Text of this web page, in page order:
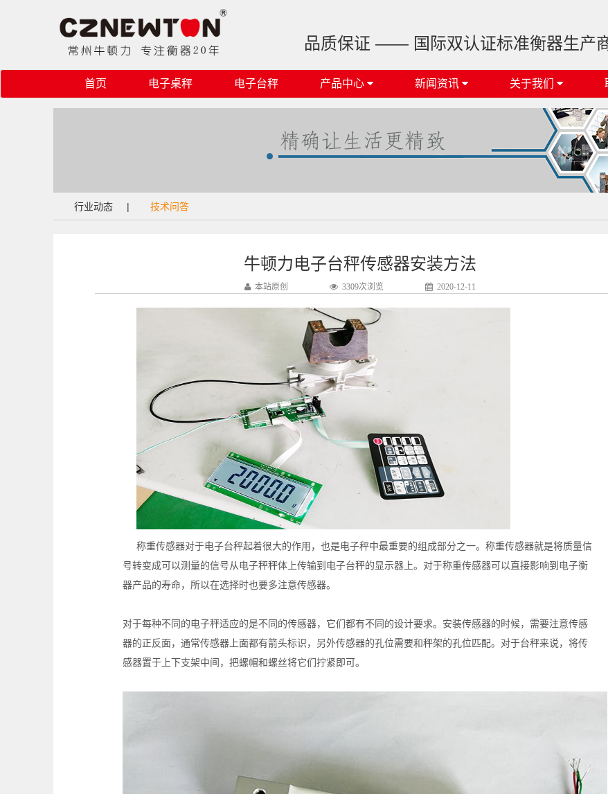
品质保证 —— 国际双认证标准衡器生产
首页 电子桌秤 电子台秤 产品中心 新闻资讯 关于我们
行业动态 | 技术问答
牛顿力电子台秤传感器安装方法
本站原创 3309次浏览 2020-12-11
称重传感器对于电子台秤起着很大的作用，也是电子秤中最重要的组成部分之一。称重传感器就是将质量信
号转变成可以测量的信号从电子秤秤体上传输到电子台秤的显示器上。对于称重传感器可以直接影响到电子衡
器产品的寿命，所以在选择时也要多注意传感器。
对于每种不同的电子秤适应的是不同的传感器，它们都有不同的设计要求。安装传感器的时候，需要注意传感
器的正反面，通常传感器上面都有箭头标识，另外传感器的孔位需要和秤架的孔位匹配。对于台秤来说，将传
感器置于上下支架中间，把螺帽和螺丝将它们拧紧即可。